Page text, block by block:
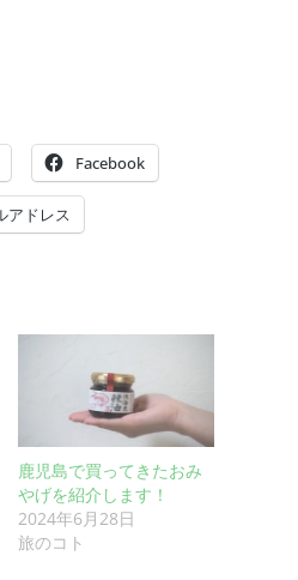
Facebook
アドレス
鹿児島で買ってきたおみ
やげを紹介します！
2024年6月28日
旅のコト